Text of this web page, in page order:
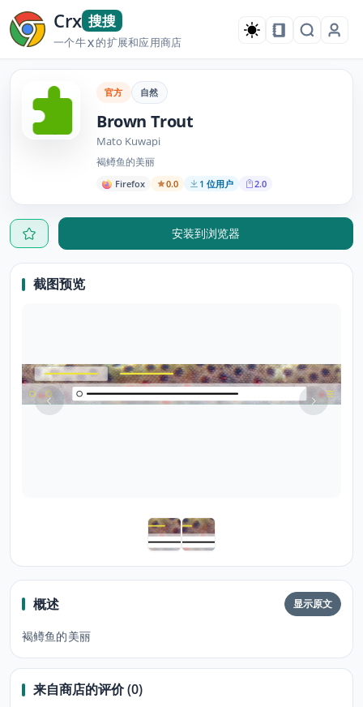
Crx 搜搜
一个牛X的扩展和应用商店
官方 自然
Brown Trout
Mato Kuwapi
褐鳟鱼的美丽
Firefox 0.0 1 位用户 2.0
安装到浏览器
截图预览
概述 显示原文
褐鳟鱼的美丽
来自商店的评价 (0)